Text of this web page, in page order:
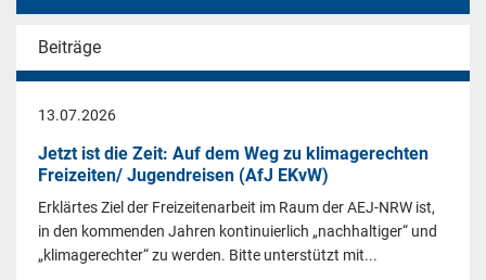
Beiträge
13.07.2026
Jetzt ist die Zeit: Auf dem Weg zu klimagerechten
Freizeiten/ Jugendreisen (AfJ EKvW)
Erklärtes Ziel der Freizeitenarbeit im Raum der AEJ-NRW ist,
in den kommenden Jahren kontinuierlich „nachhaltiger“ und
„klimagerechter“ zu werden. Bitte unterstützt mit...